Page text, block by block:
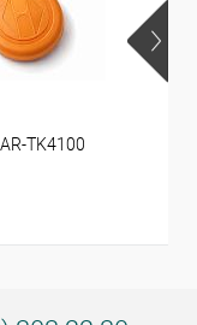
TK4100